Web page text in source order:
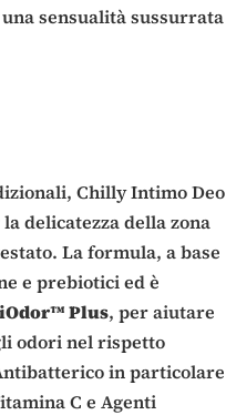
sensualità sussurrata
Chilly Intimo Deo
delicatezza della zona
La formula, a base
e prebiotici ed è
Plus, per aiutare
odori nel rispetto
in particolare
C e Agenti